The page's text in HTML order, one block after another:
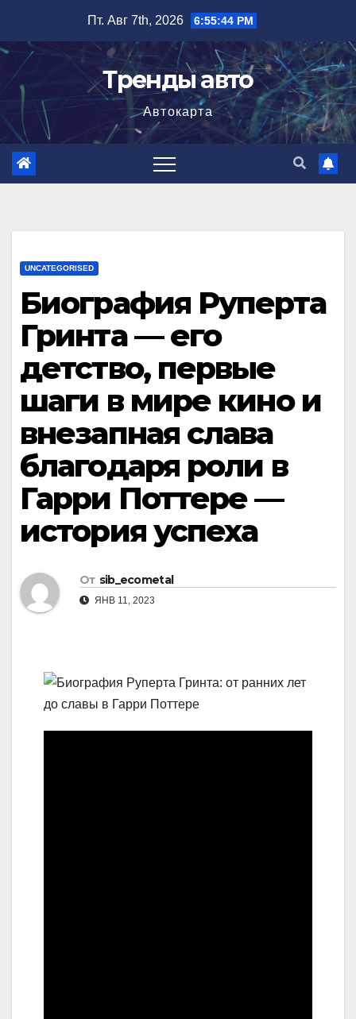
содержимому
Пт. Авг 7th, 2026 6:55:45 PM
Тренды авто
Автокарта
UNCATEGORISED
Биография Руперта
Гринта — его
детство, первые
шаги в мире кино и
внезапная слава
благодаря роли в
Гарри Поттере —
история успеха
От sib_ecometal
ЯНВ 11, 2023